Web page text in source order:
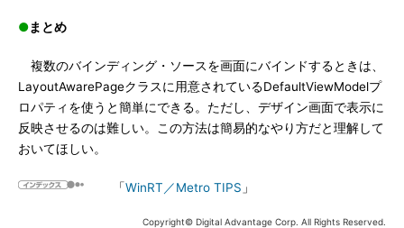
●まとめ
複数のバインディング・ソースを画面にバインドするときは、
LayoutAwarePageクラスに用意されているDefaultViewModelプ
ロパティを使うと簡単にできる。ただし、デザイン画面で表示に
反映させるのは難しい。この方法は簡易的なやり方だと理解して
おいてほしい。
「WinRT／Metro TIPS 」
Copyright© Digital Advantage Corp. All Rights Reserved.